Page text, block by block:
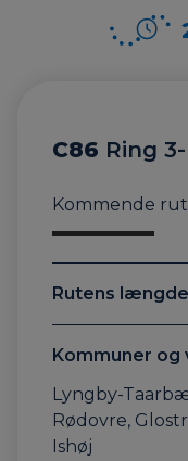
C86 Ring
Kommende
Rutens længde
Kommuner og
Lyngby-
Rødovre,
Ishøj